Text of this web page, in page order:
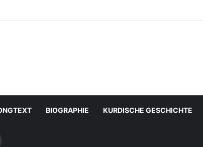
BIOGRAPHIE KURDISCHE GESCHICHTE